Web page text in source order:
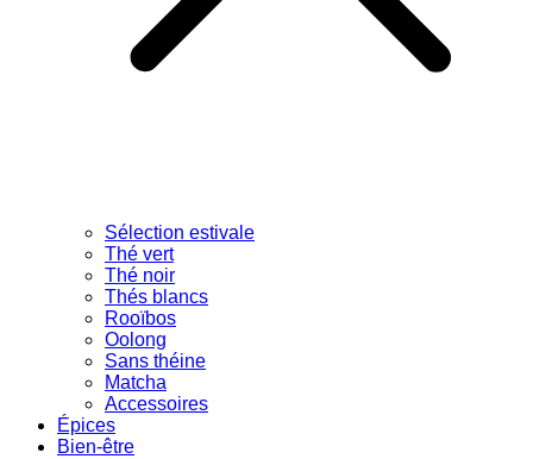
Sélection estivale
Thé vert
Thé noir
Thés blancs
Rooïbos
Oolong
Sans théine
Matcha
Accessoires
Épices
Bien-être